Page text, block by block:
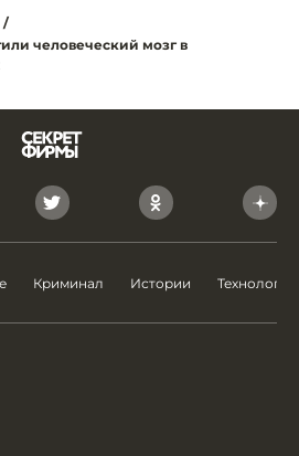
/
человеческий мозг в
Криминал Истории Технологии